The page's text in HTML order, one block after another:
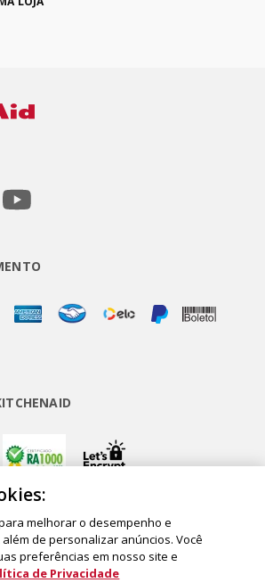
de Eletrodomésticos Ltda. ® 2020 - CNPJ
Municipal/Estadual 148.044.198.118 Sede:
- Jardim Santa Emília - CEP 04183-090 - São
melhorar o desempenho e
de personalizar anúncios. Você
preferências em nosso site e
de Privacidade